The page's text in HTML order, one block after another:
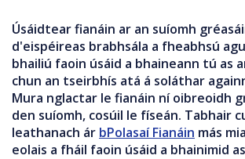
Úsáidtear fianáin ar an suíomh
d'eispéireas brabhsála a fheabhsú
bhailiú faoin úsáid a bhaineann tú as
chun an tseirbhís atá á soláthar
Mura nglactar le fianáin ní oibreoidh
den suíomh, cosúil le físeán. Tabhair
leathanach ár bPolasaí Fianáin más
eolais a fháil faoin úsáid a bhainimid